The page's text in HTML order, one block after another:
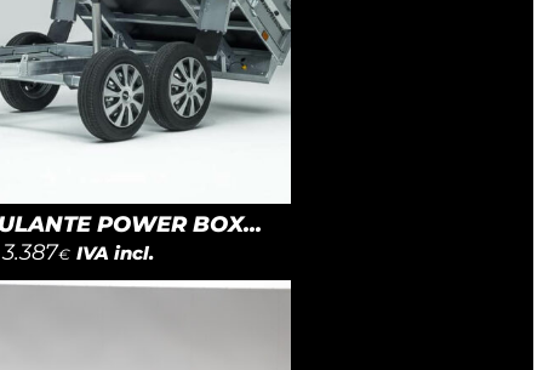
POWER BOX...
3.387€ IVA incl.